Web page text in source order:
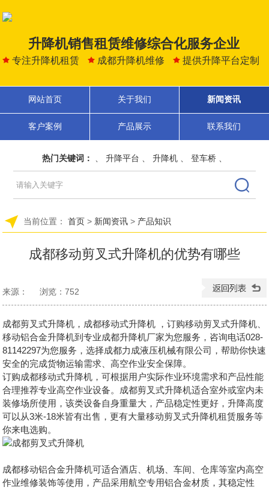
升降机销售租赁维修综合化服务企业
专注升降机租赁 成都升降机维修 提供升降平台定制
网站首页 关于我们 新闻资讯
客户案例 产品展示 联系我们
热门关键词： 升降平台 升降机 登车桥
当前位置： 首页 > 新闻资讯 > 产品知识
成都移动剪叉式升降机的优势有哪些
来源： 浏览：752
成都剪叉式升降机，成都移动式升降机 ，订购移动剪叉式升降机、
移动铝合金升降机到专业成都升降机厂家为您服务，咨询电话028-
81142297为您服务，选择成都力成液压机械有限公司，帮助你快速
安全的完成货物运输需求、高空作业安全保障。
订购成都移动式升降机，可根据用户实际作业环境需求和产品性能
合理推荐专业高空作业设备。成都剪叉式升降机适合室外或室内未
装修场所使用，该类设备自身重量大，产品稳定性更好，升降高度
可以从3米-18米皆有出售，更有大量移动剪叉式升降机租赁服务等
你来电选购。
成都移动铝合金升降机可适合酒店、机场、车间、仓库等室内高空
作业维修装饰等使用，产品采用航空专用铝合金材质，其稳定性